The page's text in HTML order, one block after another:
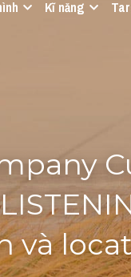
Kĩ năng
và